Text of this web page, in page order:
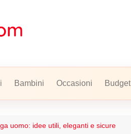
Bambini Occasioni Budget
uomo: idee utili, eleganti e sicure